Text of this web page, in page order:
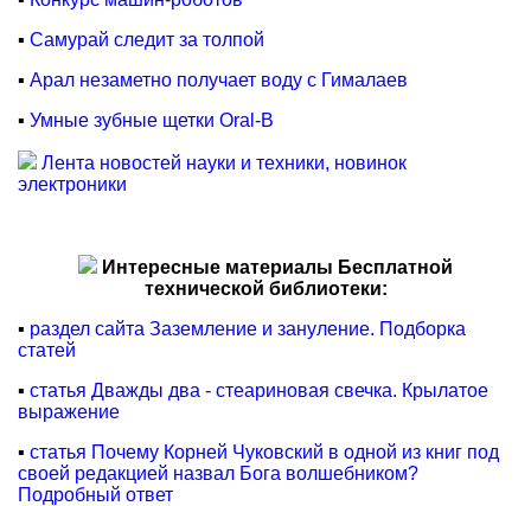
▪ Самурай следит за толпой
▪ Арал незаметно получает воду с Гималаев
▪ Умные зубные щетки Oral-B
Лента новостей науки и техники, новинок
электроники
Интересные материалы Бесплатной
технической библиотеки:
▪ раздел сайта Заземление и зануление. Подборка
статей
▪ статья Дважды два - стеариновая свечка. Крылатое
выражение
▪ статья Почему Корней Чуковский в одной из книг под
своей редакцией назвал Бога волшебником?
Подробный ответ